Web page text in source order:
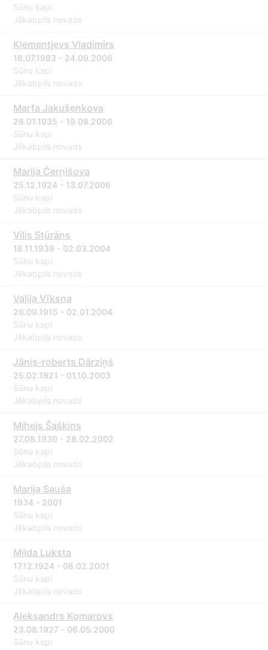
Sūnu kapi
Jēkabpils novads
Klementjevs Vladimirs
18.07.1983 - 24.09.2006
Sūnu kapi
Jēkabpils novads
Marfa Jakušenkova
28.01.1935 - 19.08.2006
Sūnu kapi
Jēkabpils novads
Marija Čerņišova
25.12.1924 - 13.07.2006
Sūnu kapi
Jēkabpils novads
Vilis Stūrāns
18.11.1939 - 02.03.2004
Sūnu kapi
Jēkabpils novads
Valija Vīksna
26.09.1915 - 02.01.2004
Sūnu kapi
Jēkabpils novads
Jānis-roberts Dārziņš
25.02.1921 - 01.10.2003
Sūnu kapi
Jēkabpils novads
Mihejs Šaškins
27.08.1930 - 28.02.2002
Sūnu kapi
Jēkabpils novads
Marija Sauša
1934 - 2001
Sūnu kapi
Jēkabpils novads
Milda Luksta
17.12.1924 - 08.02.2001
Sūnu kapi
Jēkabpils novads
Aleksandrs Komarovs
23.08.1927 - 06.05.2000
Sūnu kapi